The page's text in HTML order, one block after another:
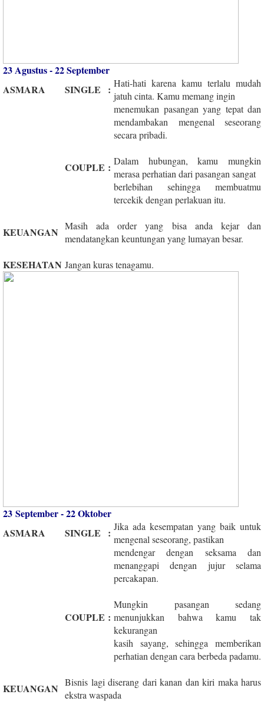
23 Agustus - 22 September
ASMARA
SINGLE : Hati-hati karena kamu terlalu mudah
jatuh cinta. Kamu memang ingin
menemukan pasangan yang tepat dan
mendambakan mengenal seseorang
secara pribadi.
COUPLE : Dalam hubungan, kamu mungkin
merasa perhatian dari pasangan sangat
berlebihan sehingga membuatmu
tercekik dengan perlakuan itu.
KEUANGAN Masih ada order yang bisa anda kejar dan
mendatangkan keuntungan yang lumayan besar.
KESEHATAN Jangan kuras tenagamu.
23 September - 22 Oktober
ASMARA
SINGLE : Jika ada kesempatan yang baik untuk
mengenal seseorang, pastikan
mendengar dengan seksama dan
menanggapi dengan jujur selama
percakapan.
COUPLE :
Mungkin pasangan sedang
menunjukkan bahwa kamu tak
kekurangan
kasih sayang, sehingga memberikan
perhatian dengan cara berbeda padamu.
KEUANGAN Bisnis lagi diserang dari kanan dan kiri maka harus
ekstra waspada